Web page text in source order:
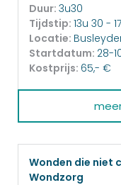
Duur: 3u30
Tijdstip: 13u 30 -
Locatie:
Startdatum: 28-
Kostprijs: 65,- €
Wonden die niet
Wondzorg